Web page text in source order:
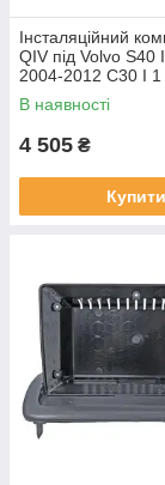
Інсталяційний
QIV під Volvo S40
2004-2012 C30 I
C70 II 2 2005-2013
В наявності
4 505 ₴
Купити